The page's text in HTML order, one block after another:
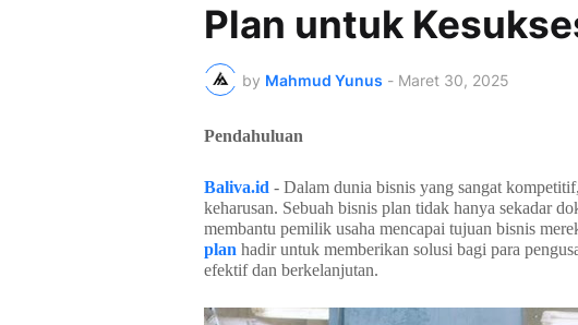
Plan untuk
by Mahmud Yunus - Maret 30, 2025
Pendahuluan
Baliva.id - Dalam dunia bisnis yang sangat
keharusan. Sebuah bisnis plan tidak hanya sekadar
membantu pemilik usaha mencapai tujuan bisnis
plan hadir untuk memberikan solusi bagi para
efektif dan berkelanjutan.